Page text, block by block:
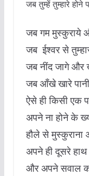
जब तुम्हें तुम्हारे होने
जब गम मुस्कुराये
जब ईश्वर से
जब नींद जागे और
जब आँखे खारे
ऐसे ही किसी एक
अपने ना होने के
हौले से मुस्कुराना
अपने ही दूसरे
और अपने सवाल